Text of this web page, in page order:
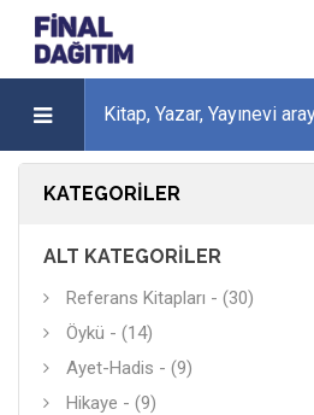
KATEGORILER
ALT KATEGORILER
Referans Kitapları - (30)
Öykü - (14)
Ayet-Hadis - (9)
Hikaye - (9)